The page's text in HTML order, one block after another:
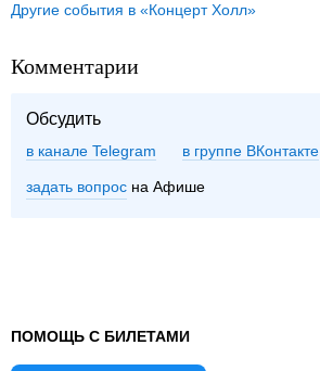
Другие события в «Концерт Холл»
Комментарии
Обсудить
в канале Telegram группе ВКонтакте
задать вопрос на Афише
ПОМОЩЬ С БИЛЕТАМИ